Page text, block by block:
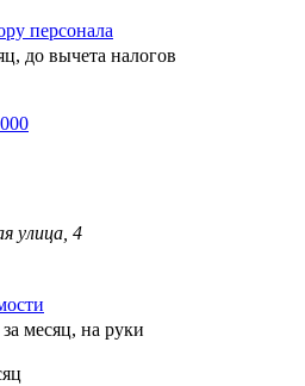
персонала
до вычета налогов
улица, 4
за месяц, на руки